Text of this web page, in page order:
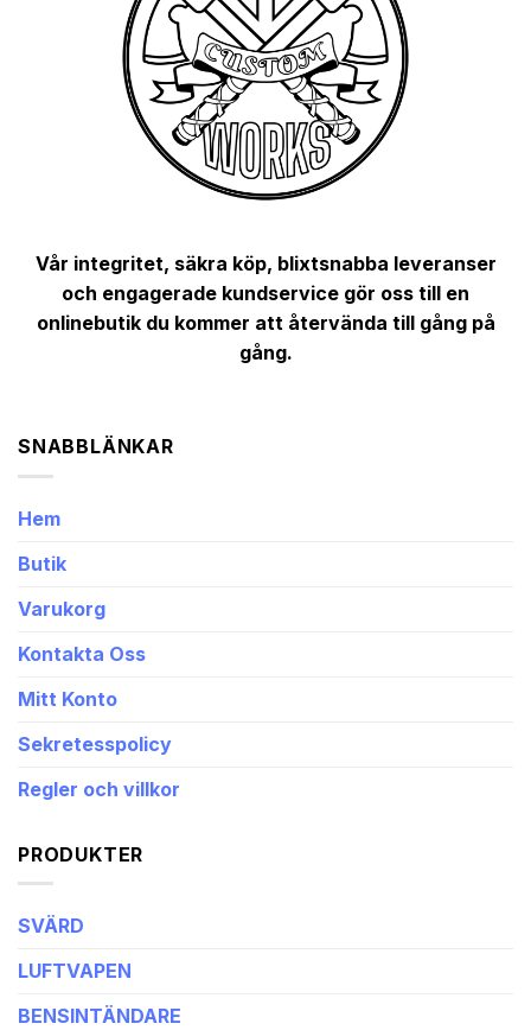
Vår integritet, säkra köp, blixtsnabba leveranser
och engagerade kundservice gör oss till en
onlinebutik du kommer att återvända till gång på
gång.
SNABBLÄNKAR
Hem
Butik
Varukorg
Kontakta Oss
Mitt Konto
Sekretesspolicy
Regler och villkor
PRODUKTER
SVÄRD
LUFTVAPEN
BENSINTÄNDARE